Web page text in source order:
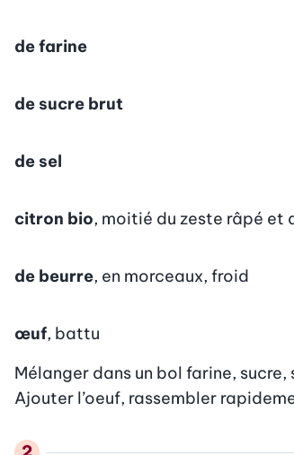
de farine
de sucre brut
de sel
citron bio, moitié du zeste râpé et
de beurre, en morceaux, froid
œuf, battu
Mélanger dans un bol farine,
Ajouter l’oeuf, rassembler